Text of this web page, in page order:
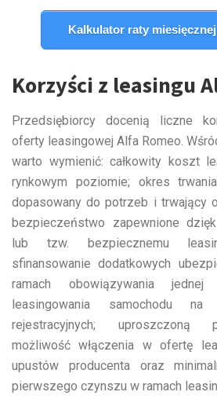
Kalkulator raty
Korzyści z leasingu
Przedsiębiorcy docenią liczne
oferty leasingowej Alfa Romeo.
warto wymienić: całkowity koszt
rynkowym poziomie; okres
dopasowany do potrzeb i trwający
bezpieczeństwo zapewnione
lub tzw. bezpiecznemu
sfinansowanie dodatkowych
ramach obowiązywania jednej
leasingowania samochodu na
rejestracyjnych; uproszczoną
możliwość włączenia w ofertę
upustów producenta oraz
pierwszego czynszu w ramach